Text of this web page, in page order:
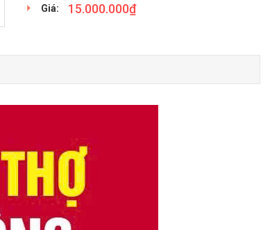
Giá: 15.000.000₫